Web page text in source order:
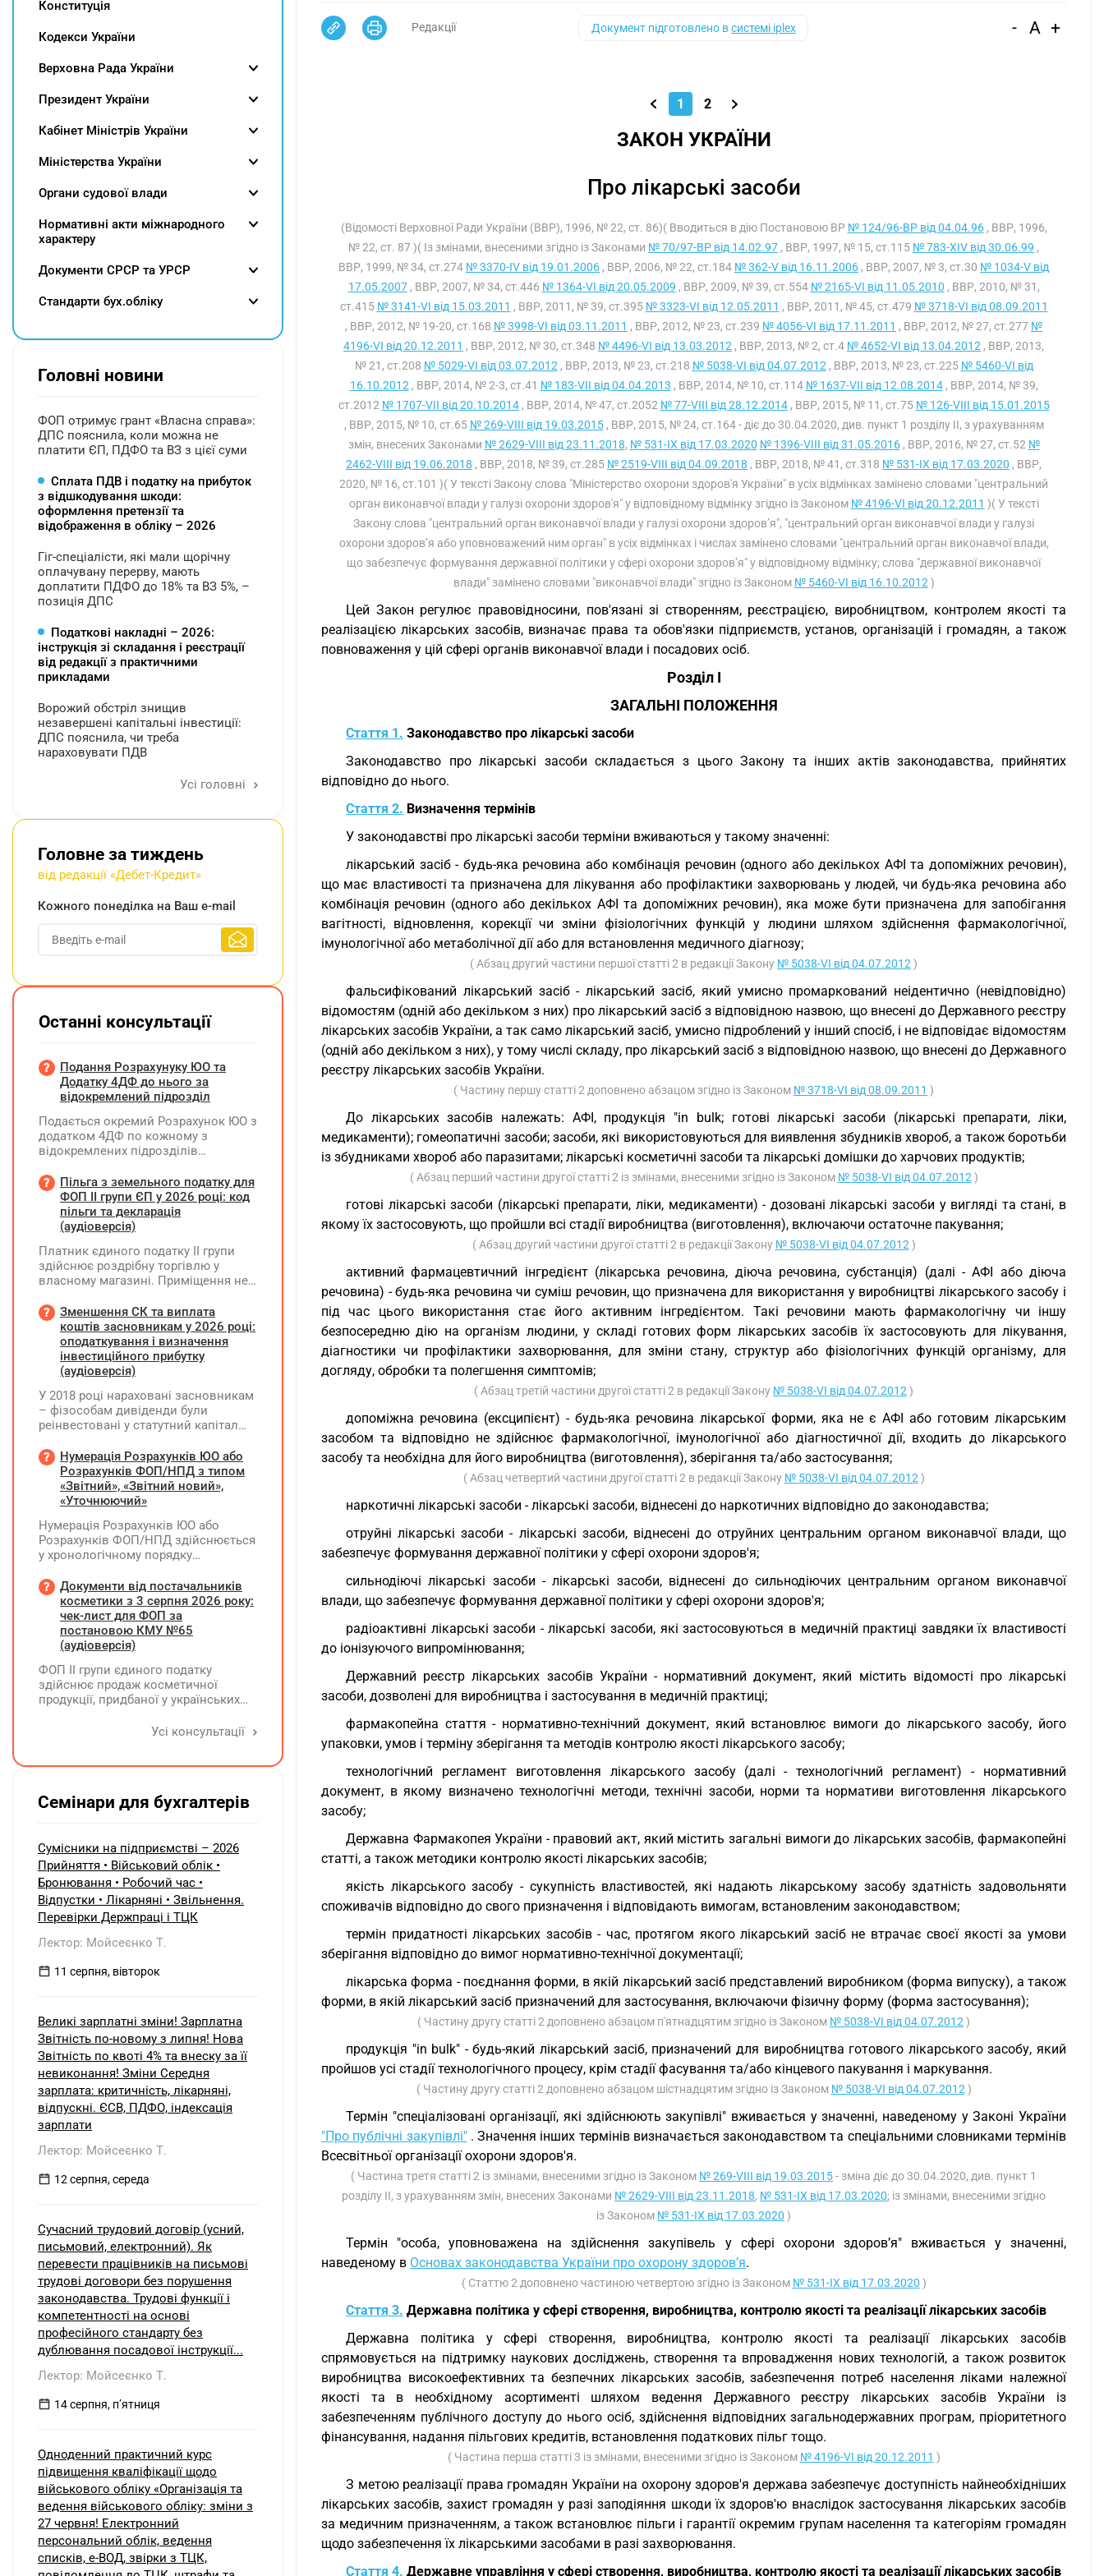
Редакції Документ підготовлено всистемі iplex - A +
1 2
ЗАКОН УКРАЇНИ
Про лікарські засоби
(Відомості Верховної Ради України (ВВР), 1996, № 22, ст. 86)( Вводиться в дію Постановою ВР № 124/96-ВР від 04.04.96, ВВР, 1996,
№ 22, ст. 87 )( Із змінами, внесеними згідно із Законами № 70/97-ВР від 14.02.97 , ВВР, 1997, № 15, ст.115 № 783-XIV від 30.06.99 ,
ВВР, 1999, № 34, ст.274 № 3370-IV від 19.01.2006 , ВВР, 2006, № 22, ст.184 № 362-V від 16.11.2006 , ВВР, 2007, № 3, ст.30 № 1034-V від
17.05.2007, ВВР, 2007, № 34, ст.446 № 1364-VI від 20.05.2009 , ВВР, 2009, № 39, ст.554 № 2165-VI від 11.05.2010 , ВВР, 2010, № 31,
ст.415 № 3141-VI від 15.03.2011 , ВВР, 2011, № 39, ст.395 № 3323-VI від 12.05.2011 , ВВР, 2011, № 45, ст.479 № 3718-VI від 08.09.2011
, ВВР, 2012, № 19-20, ст.168 № 3998-VI від 03.11.2011 , ВВР, 2012, № 23, ст.239 № 4056-VI від 17.11.2011 , ВВР, 2012, № 27, ст.277 №
4196-VI від 20.12.2011 , ВВР, 2012, № 30, ст.348 № 4496-VI від 13.03.2012 , ВВР, 2013, № 2, ст.4 № 4652-VI від 13.04.2012 , ВВР, 2013,
№ 21, ст.208 № 5029-VI від 03.07.2012 , ВВР, 2013, № 23, ст.218 № 5038-VI від 04.07.2012 , ВВР, 2013, № 23, ст.225 № 5460-VI від
16.10.2012 , ВВР, 2014, № 2-3, ст.41 № 183-VII від 04.04.2013 , ВВР, 2014, № 10, ст.114 № 1637-VII від 12.08.2014, ВВР, 2014, № 39,
ст.2012 № 1707-VII від 20.10.2014, ВВР, 2014, № 47, ст.2052 № 77-VIII від 28.12.2014, ВВР, 2015, № 11, ст.75 № 126-VIII від 15.01.2015
, ВВР, 2015, № 10, ст.65 № 269-VIII від 19.03.2015, ВВР, 2015, № 24, ст.164 - діє до 30.04.2020, див. пункт 1 розділу II, з урахуванням
змін, внесених Законами № 2629-VIII від 23.11.2018, № 531-IX від 17.03.2020 № 1396-VIII від 31.05.2016, ВВР, 2016, № 27, ст.52 №
2462-VIII від 19.06.2018 , ВВР, 2018, № 39, ст.285 № 2519-VIII від 04.09.2018 , ВВР, 2018, № 41, ст.318 № 531-IX від 17.03.2020 , ВВР,
2020, № 16, ст.101 )( У тексті Закону слова "Міністерство охорони здоров'я України" в усіх відмінках замінено словами "центральний
орган виконавчої влади у галузі охорони здоров'я" у відповідному відмінку згідно із Законом № 4196-VI від 20.12.2011 )( У тексті
Закону слова "центральний орган виконавчої влади у галузі охорони здоров’я", "центральний орган виконавчої влади у галузі
охорони здоров’я або уповноважений ним орган" в усіх відмінках і числах замінено словами "центральний орган виконавчої влади,
що забезпечує формування державної політики у сфері охорони здоров’я" у відповідному відмінку; слова "державної виконавчої
влади" замінено словами "виконавчої влади" згідно із Законом № 5460-VI від 16.10.2012 )
Цей Закон регулює правовідносини, пов'язані зі створенням, реєстрацією, виробництвом, контролем якості та
реалізацією лікарських засобів, визначає права та обов'язки підприємств, установ, організацій і громадян, а також
повноваження у цій сфері органів виконавчої влади і посадових осіб.
Розділ I
ЗАГАЛЬНІ ПОЛОЖЕННЯ
Стаття 1. Законодавство про лікарські засоби
Законодавство про лікарські засоби складається з цього Закону та інших актів законодавства, прийнятих
відповідно до нього.
Стаття 2. Визначення термінів
У законодавстві про лікарські засоби терміни вживаються у такому значенні:
лікарський засіб - будь-яка речовина або комбінація речовин (одного або декількох АФІ та допоміжних речовин),
що має властивості та призначена для лікування або профілактики захворювань у людей, чи будь-яка речовина або
комбінація речовин (одного або декількох АФІ та допоміжних речовин), яка може бути призначена для запобігання
вагітності, відновлення, корекції чи зміни фізіологічних функцій у людини шляхом здійснення фармакологічної,
імунологічної або метаболічної дії або для встановлення медичного діагнозу;
( Абзац другий частини першої статті 2 в редакції Закону № 5038-VI від 04.07.2012 )
фальсифікований лікарський засіб - лікарський засіб, який умисно промаркований неідентично (невідповідно)
відомостям (одній або декільком з них) про лікарський засіб з відповідною назвою, що внесені до Державного реєстру
лікарських засобів України, а так само лікарський засіб, умисно підроблений у інший спосіб, і не відповідає відомостям
(одній або декільком з них), у тому числі складу, про лікарський засіб з відповідною назвою, що внесені до Державного
реєстру лікарських засобів України.
( Частину першу статті 2 доповнено абзацом згідно із Законом № 3718-VI від 08.09.2011 )
До лікарських засобів належать: АФІ, продукція "in bulk; готові лікарські засоби (лікарські препарати, ліки,
медикаменти); гомеопатичні засоби; засоби, які використовуються для виявлення збудників хвороб, а також боротьби
із збудниками хвороб або паразитами; лікарські косметичні засоби та лікарські домішки до харчових продуктів;
( Абзац перший частини другої статті 2 із змінами, внесеними згідно із Законом № 5038-VI від 04.07.2012 )
готові лікарські засоби (лікарські препарати, ліки, медикаменти) - дозовані лікарські засоби у вигляді та стані, в
якому їх застосовують, що пройшли всі стадії виробництва (виготовлення), включаючи остаточне пакування;
( Абзац другий частини другої статті 2 в редакції Закону № 5038-VI від 04.07.2012 )
активний фармацевтичний інгредієнт (лікарська речовина, діюча речовина, субстанція) (далі - АФІ або діюча
речовина) - будь-яка речовина чи суміш речовин, що призначена для використання у виробництві лікарського засобу і
під час цього використання стає його активним інгредієнтом. Такі речовини мають фармакологічну чи іншу
безпосередню дію на організм людини, у складі готових форм лікарських засобів їх застосовують для лікування,
діагностики чи профілактики захворювання, для зміни стану, структур або фізіологічних функцій організму, для
догляду, обробки та полегшення симптомів;
( Абзац третій частини другої статті 2 в редакції Закону № 5038-VI від 04.07.2012 )
допоміжна речовина (ексципієнт) - будь-яка речовина лікарської форми, яка не є АФІ або готовим лікарським
засобом та відповідно не здійснює фармакологічної, імунологічної або діагностичної дії, входить до лікарського
засобу та необхідна для його виробництва (виготовлення), зберігання та/або застосування;
( Абзац четвертий частини другої статті 2 в редакції Закону № 5038-VI від 04.07.2012 )
наркотичні лікарські засоби - лікарські засоби, віднесені до наркотичних відповідно до законодавства;
отруйні лікарські засоби - лікарські засоби, віднесені до отруйних центральним органом виконавчої влади, що
забезпечує формування державної політики у сфері охорони здоров'я;
сильнодіючі лікарські засоби - лікарські засоби, віднесені до сильнодіючих центральним органом виконавчої
влади, що забезпечує формування державної політики у сфері охорони здоров'я;
радіоактивні лікарські засоби - лікарські засоби, які застосовуються в медичній практиці завдяки їх властивості
до іонізуючого випромінювання;
Державний реєстр лікарських засобів України - нормативний документ, який містить відомості про лікарські
засоби, дозволені для виробництва і застосування в медичній практиці;
фармакопейна стаття - нормативно-технічний документ, який встановлює вимоги до лікарського засобу, його
упаковки, умов і терміну зберігання та методів контролю якості лікарського засобу;
технологічний регламент виготовлення лікарського засобу (далі - технологічний регламент) - нормативний
документ, в якому визначено технологічні методи, технічні засоби, норми та нормативи виготовлення лікарського
засобу;
Державна Фармакопея України - правовий акт, який містить загальні вимоги до лікарських засобів, фармакопейні
статті, а також методики контролю якості лікарських засобів;
якість лікарського засобу - сукупність властивостей, які надають лікарському засобу здатність задовольняти
споживачів відповідно до свого призначення і відповідають вимогам, встановленим законодавством;
термін придатності лікарських засобів - час, протягом якого лікарський засіб не втрачає своєї якості за умови
зберігання відповідно до вимог нормативно-технічної документації;
лікарська форма - поєднання форми, в якій лікарський засіб представлений виробником (форма випуску), а також
форми, в якій лікарський засіб призначений для застосування, включаючи фізичну форму (форма застосування);
( Частину другу статті 2 доповнено абзацом п'ятнадцятим згідно із Законом № 5038-VI від 04.07.2012 )
продукція "in bulk" - будь-який лікарський засіб, призначений для виробництва готового лікарського засобу, який
пройшов усі стадії технологічного процесу, крім стадії фасування та/або кінцевого пакування і маркування.
( Частину другу статті 2 доповнено абзацом шістнадцятим згідно із Законом № 5038-VI від 04.07.2012 )
Термін "спеціалізовані організації, які здійснюють закупівлі" вживається у значенні, наведеному у Законі України
"Про публічні закупівлі". Значення інших термінів визначається законодавством та спеціальними словниками термінів
Всесвітньої організації охорони здоров'я.
( Частина третя статті 2 із змінами, внесеними згідно із Законом № 269-VIII від 19.03.2015- зміна діє до 30.04.2020, див. пункт 1
розділу II, з урахуванням змін, внесених Законами № 2629-VIII від 23.11.2018, № 531-IX від 17.03.2020; із змінами, внесеними згідно
із Законом № 531-IX від 17.03.2020 )
Термін "особа, уповноважена на здійснення закупівель у сфері охорони здоров’я" вживається у значенні,
наведеному в Основах законодавства України про охорону здоров’я.
( Статтю 2 доповнено частиною четвертою згідно із Законом № 531-IX від 17.03.2020 )
Стаття 3. Державна політика у сфері створення, виробництва, контролю якості та реалізації лікарських засобів
Державна політика у сфері створення, виробництва, контролю якості та реалізації лікарських засобів
спрямовується на підтримку наукових досліджень, створення та впровадження нових технологій, а також розвиток
виробництва високоефективних та безпечних лікарських засобів, забезпечення потреб населення ліками належної
якості та в необхідному асортименті шляхом ведення Державного реєстру лікарських засобів України із
забезпеченням публічного доступу до нього осіб, здійснення відповідних загальнодержавних програм, пріоритетного
фінансування, надання пільгових кредитів, встановлення податкових пільг тощо.
( Частина перша статті 3 із змінами, внесеними згідно із Законом № 4196-VI від 20.12.2011 )
З метою реалізації права громадян України на охорону здоров'я держава забезпечує доступність найнеобхідніших
лікарських засобів, захист громадян у разі заподіяння шкоди їх здоров'ю внаслідок застосування лікарських засобів
за медичним призначенням, а також встановлює пільги і гарантії окремим групам населення та категоріям громадян
щодо забезпечення їх лікарськими засобами в разі захворювання.
Стаття 4. Державне управління у сфері створення, виробництва, контролю якості та реалізації лікарських засобів
Конституція
Кодекси України
Верховна Рада України
Президент України
Кабінет Міністрів України
Міністерства України
Органи судової влади
Нормативні акти міжнародного
характеру
Документи СРСР та УРСР
Cтандарти бух.обліку
Головні новини
ФОП отримує грант «Власна справа»:
ДПС пояснила, коли можна не
платити ЄП, ПДФО та ВЗ з цієї суми
Сплата ПДВ і податку на прибуток
з відшкодування шкоди:
оформлення претензії та
відображення в обліку – 2026
Гіг-спеціалісти, які мали щорічну
оплачувану перерву, мають
доплатити ПДФО до 18% та ВЗ 5%, –
позиція ДПС
Податкові накладні – 2026:
інструкція зі складання і реєстрації
від редакції з практичними
прикладами
Ворожий обстріл знищив
незавершені капітальні інвестиції:
ДПС пояснила, чи треба
нараховувати ПДВ
Усі головні
Головне за тиждень
від редакції «Дебет-Кредит»
Кожного понеділка на Ваш e-mail
Останні консультації
Подання Розрахунуку ЮО та
Додатку 4ДФ до нього за
відокремлений підрозділ
Подається окремий Розрахунок ЮО з
додатком 4ДФ по кожному з
відокремлених підрозділів
нараховувати, утримувати і
сплачувати (перераховувати)
податок на доходи фізичних осіб до
бюджету
Пільга з земельного податку для
ФОП ІІ групи ЄП у 2026 році: код
пільги та декларація
(аудіоверсія)
Платник єдиного податку ІІ групи
здійснює роздрібну торгівлю у
власному магазині. Приміщення не
земельну ділянку має як ФОП. Як
правильно застосувати пільгу з
земельного податку? Подано форму
№20-ОПП на магазин і землю. Чи
необхідно подавати декларацію з
пільги зазначати?
Зменшення СК та виплата
коштів засновникам у 2026 році:
оподаткування і визначення
інвестиційного прибутку
(аудіоверсія)
У 2018 році нараховані засновникам
– фізособам дивіденди були
реінвестовані у статутний капітал
ПДФО та ВЗ. Крім того, статутний
капітал збільшувався за рахунок
нерозподіленого прибутку без
нарахування дивідендів. У 2026 році
виплатити кошти засновникам. Чи
потрібно утримувати ПДФО та ВЗ?
Нумерація Розрахунків ЮО або
Розрахунків ФОП/НПД з типом
«Звітний», «Звітний новий»,
«Уточнюючий»
Нумерація Розрахунків ЮО або
Розрахунків ФОП/НПД здійснюється
у хронологічному порядку
межах одного звітного
(податкового) періоду та не
продовжується в наступних
Документи від постачальників
косметики з 3 серпня 2026 року:
чек-лист для ФОП за
постановою КМУ №65
(аудіоверсія)
ФОП ІІ групи єдиного податку
здійснює продаж косметичної
продукції, придбаної у українських
потрібно вимагати від
затвердженого постановою КМУ від
Усі консультації
Семінари для бухгалтерів
Сумісники на підприємстві – 2026
Прийняття • Військовий облік •
Бронювання • Робочий час •
Відпустки • Лікарняні • Звільнення.
Перевірки Держпраці і ТЦК
Лектор: Мойсеєнко Т.
11 серпня, вівторок
Великі зарплатні зміни! Зарплатна
Звітність по-новому з липня! Нова
Звітність по квоті 4% та внеску за її
невиконання! Зміни Середня
зарплата: критичність, лікарняні,
відпускні. ЄСВ, ПДФО, індексація
зарплати
Лектор: Мойсеєнко Т.
12 серпня, середа
Сучасний трудовий договір (усний,
письмовий, електронний). Як
перевести працівників на письмові
трудові договори без порушення
законодавства. Трудові функції і
компетентності на основі
професійного стандарту без
дублювання посадової інструкції...
Лектор: Мойсеєнко Т.
14 серпня, пʼятниця
Одноденний практичний курс
підвищення кваліфікації щодо
військового обліку «Організація та
ведення військового обліку: зміни з
27 червня! Електронний
персональний облік, ведення
списків, е-ВОД, звірки з ТЦК,